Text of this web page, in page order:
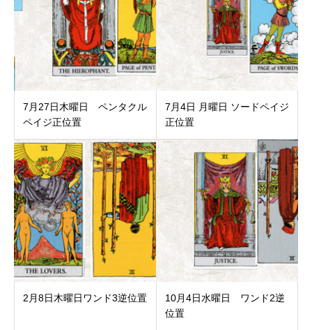
7月27日木曜日 ペンタクル
ペイジ正位置
7月4日 月曜日 ソードペイジ
正位置
2月8日木曜日ワンド3逆位置
10月4日水曜日 ワンド2逆
位置